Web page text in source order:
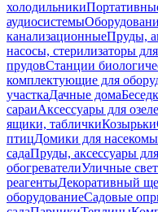
холодильники
аудиосистемы
канализационныеПруды,
насосы, стерилизаторы
прудовСтанции
комплектующие для
участкаДачные дома
сараиАксессуары для
ящики, табличкиКозырьки
птицДомики для
садаПруды, аксессуары
обогревателиУличные
реагентыДекоративный
оборудованиеСадовые